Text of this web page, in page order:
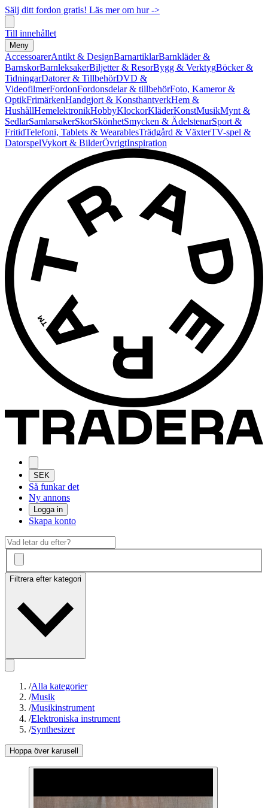
Sälj ditt fordon gratis! Läs mer om hur ->
Till innehållet
Meny
AccessoarerAntikt & DesignBarnartiklarBarnkläder &
BarnskorBarnleksakerBiljetter & ResorBygg & VerktygBöcker &
TidningarDatorer & TillbehörDVD &
VideofilmerFordonFordonsdelar & tillbehörFoto, Kameror &
OptikFrimärkenHandgjort & KonsthantverkHem &
HushållHemelektronikHobbyKlockorKläderKonstMusikMynt &
SedlarSamlarsakerSkorSkönhetSmycken & ÄdelstenarSport &
FritidTelefoni, Tablets & WearablesTrädgård & VäxterTV-spel &
DatorspelVykort & BilderÖvrigtInspiration
SEK
Så funkar det
Ny annons
Logga in
Skapa konto
Filtrera efter kategori
/Alla kategorier
/Musik
/Musikinstrument
/Elektroniska instrument
/Synthesizer
Hoppa över karusell